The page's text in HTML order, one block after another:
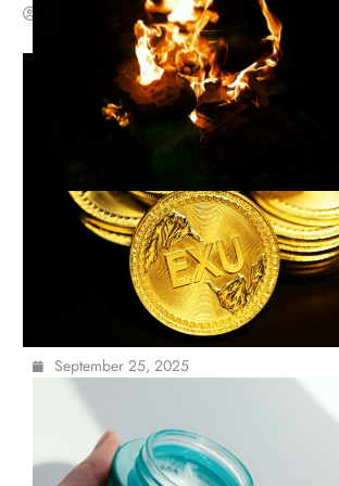
Cele mai bune creme de
față: ghid complet de
September 25, 2025
September 25, 2025